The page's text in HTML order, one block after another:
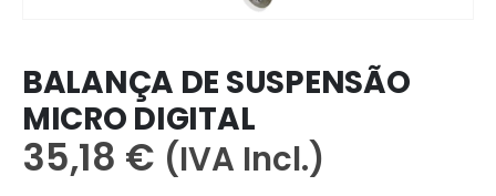
BALANÇA DE SUSPENSÃO
MICRO DIGITAL
35,18 € (IVA Incl.)